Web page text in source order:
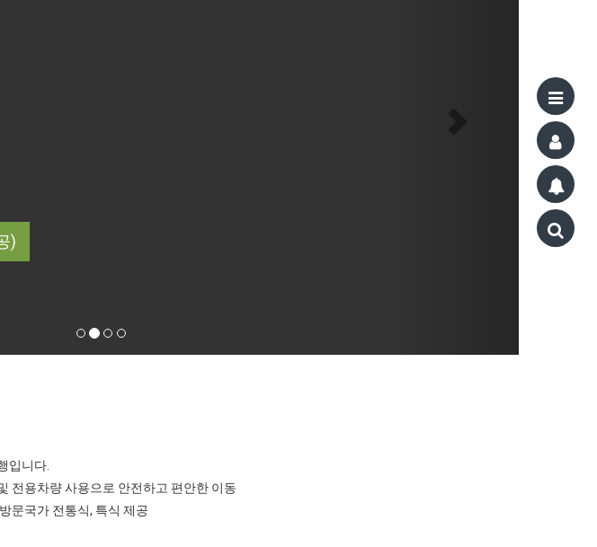
)
입니다.
전용차량 사용으로 안전하고 편안한 이동
문국가 전통식, 특식 제공